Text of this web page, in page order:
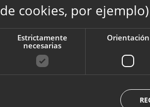
de cookies, por
Estrictamente
necesarias
Orientación